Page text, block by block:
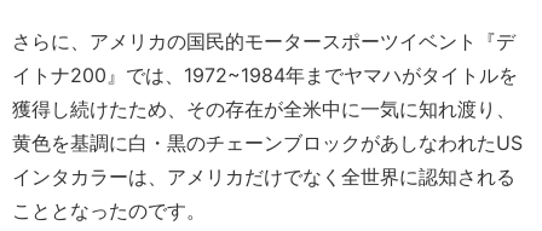
さらに、アメリカの国民的モータースポーツイベント『デ
イトナ200』では、1972~1984年までヤマハがタイトルを
獲得し続けたため、その存在が全米中に一気に知れ渡り、
黄色を基調に白・黒のチェーンブロックがあしなわれたUS
インタカラーは、アメリカだけでなく全世界に認知される
こととなったのです。